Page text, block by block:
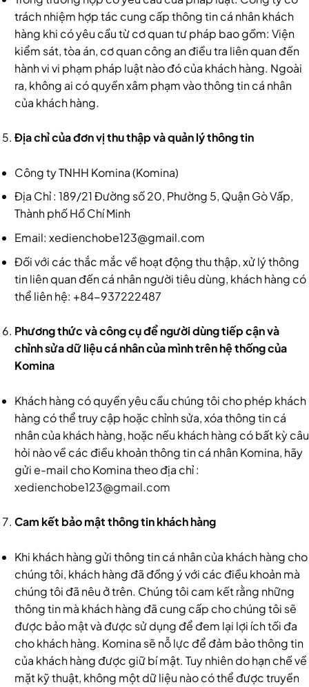
trách nhiệm hợp tác cung cấp thông tin cá nhân khách
hàng khi có yêu cầu từ cơ quan tư pháp bao gồm: Viện
kiểm sát, tòa án, cơ quan công an điều tra liên quan đến
hành vi vi phạm pháp luật nào đó của khách hàng. Ngoài
ra, không ai có quyền xâm phạm vào thông tin cá nhân
của khách hàng.
Địa chỉ của đơn vị thu thập và quản lý thông tin
Công ty TNHH Komina (Komina)
Địa Chỉ : 189/21 Đường số 20, Phường 5, Quận Gò Vấp,
Thành phố Hồ Chí Minh
Email: xedienchobe123@gmail.com
Đối với các thắc mắc về hoạt động thu thập, xử lý thông
tin liên quan đến cá nhân người tiêu dùng, khách hàng có
thể liên hệ: +84-937222487
Phương thức và công cụ để người dùng tiếp cận và
chỉnh sửa dữ liệu cá nhân của mình trên hệ thống của
Komina
Khách hàng có quyền yêu cầu chúng tôi cho phép khách
hàng có thể truy cập hoặc chỉnh sửa, xóa thông tin cá
nhân của khách hàng, hoặc nếu khách hàng có bất kỳ câu
hỏi nào về các điều khoản thông tin cá nhân Komina, hãy
gửi e-mail cho Komina theo địa chỉ :
xedienchobe123@gmail.com
Cam kết bảo mật thông tin khách hàng
Khi khách hàng gửi thông tin cá nhân của khách hàng cho
chúng tôi, khách hàng đã đồng ý với các điều khoản mà
chúng tôi đã nêu ở trên. Chúng tôi cam kết rằng những
thông tin mà khách hàng đã cung cấp cho chúng tôi sẽ
được bảo mật và được sử dụng để đem lại lợi ích tối đa
cho khách hàng. Komina sẽ nỗ lực để đảm bảo thông tin
của khách hàng được giữ bí mật. Tuy nhiên do hạn chế về
mặt kỹ thuật, không một dữ liệu nào có thể được truyền